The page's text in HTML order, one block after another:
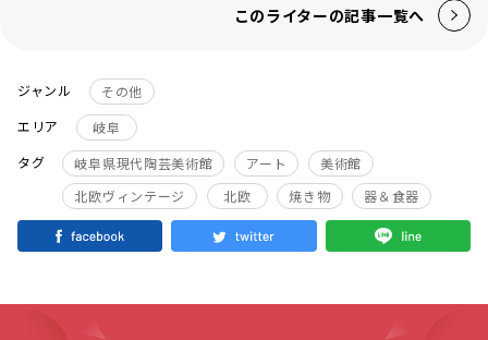
このライターの記事一覧へ
ジャンル
その他
エリア
岐阜
タグ
岐阜県現代陶芸美術館 アート
美術館
北欧ヴィンテージ
北欧 焼き物 器＆食器